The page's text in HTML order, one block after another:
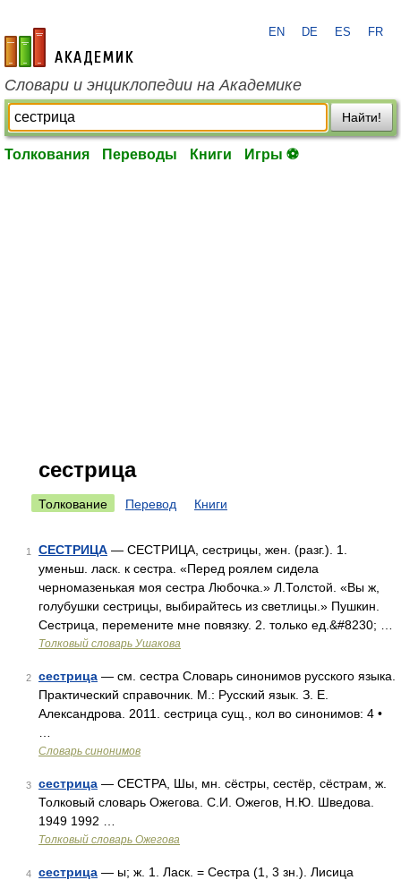
academic.ru
EN DE ES FR
Словари и энциклопедии на Академике
Найти!
Толкования Переводы Книги Игры ⚽
сестрица
Толкование Перевод Книги
1 СЕСТРИЦА — СЕСТРИЦА, сестрицы, жен. (разг.). 1.
уменьш. ласк. к сестра. «Перед роялем сидела
черномазенькая моя сестра Любочка.» Л.Толстой. «Вы ж,
голубушки сестрицы, выбирайтесь из светлицы.» Пушкин.
Сестрица, перемените мне повязку. 2. только ед.&#8230; …
Толковый словарь Ушакова
2 сестрица — см. сестра Словарь синонимов русского языка.
Практический справочник. М.: Русский язык. З. Е.
Александрова. 2011. сестрица сущ., кол во синонимов: 4 •
Словарь синонимов
3 сестрица — СЕСТРА, Шы, мн. сёстры, сестёр, сёстрам, ж.
Толковый словарь Ожегова. С.И. Ожегов, Н.Ю. Шведова.
1949 1992 …
Толковый словарь Ожегова
4 сестрица — ы; ж. 1. Ласк. = Сестра (1, 3 зн.). Лисица